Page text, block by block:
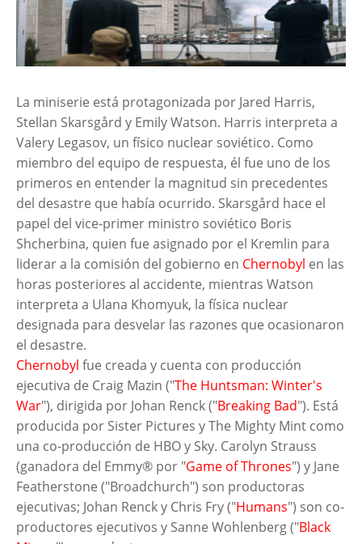
La miniserie está protagonizada por Jared Harris,
Stellan Skarsgård y Emily Watson. Harris interpreta a
Valery Legasov, un físico nuclear soviético. Como
miembro del equipo de respuesta, él fue uno de los
primeros en entender la magnitud sin precedentes
del desastre que había ocurrido. Skarsgård hace el
papel del vice-primer ministro soviético Boris
Shcherbina, quien fue asignado por el Kremlin para
liderar a la comisión del gobierno en Chernobyl en las
horas posteriores al accidente, mientras Watson
interpreta a Ulana Khomyuk, la física nuclear
designada para desvelar las razones que ocasionaron
el desastre.
Chernobyl fue creada y cuenta con producción
ejecutiva de Craig Mazin ("The Huntsman: Winter's
War"), dirigida por Johan Renck ("Breaking Bad"). Está
producida por Sister Pictures y The Mighty Mint como
una co-producción de HBO y Sky. Carolyn Strauss
(ganadora del Emmy® por "Game of Thrones") y Jane
Featherstone ("Broadchurch") son productoras
ejecutivas; Johan Renck y Chris Fry ("Humans") son co-
productores ejecutivos y Sanne Wohlenberg ("Black